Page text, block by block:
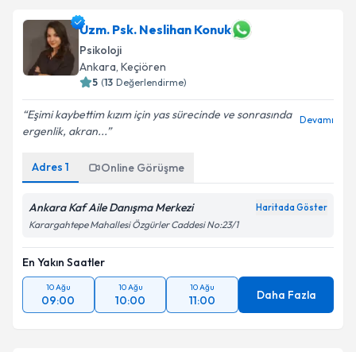
Uzm. Psk. Neslihan Konuk
Psikoloji
Ankara, Keçiören
5 (13 Değerlendirme)
Eşimi kaybettim kızım için yas sürecinde ve sonrasında
ergenlik, akran...
Devamı
Adres 1 Online Görüşme
Ankara Kaf Aile Danışma Merkezi Haritada Göster
Karargahtepe Mahallesi Özgürler Caddesi No:23/1
En Yakın Saatler
10 Ağu
09:00
10 Ağu
10:00
10 Ağu
11:00 Daha Fazla